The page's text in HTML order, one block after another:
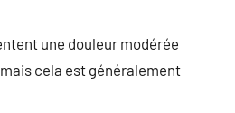
une douleur modérée
cela est généralement